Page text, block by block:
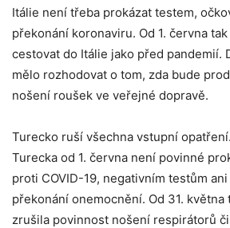
Itálie není třeba prokázat testem,
překonání koronaviru. Od 1. června
cestovat do Itálie jako před pandemií.
mělo rozhodovat o tom, zda bude
nošení roušek ve veřejné dopravě.
Turecko ruší všechna vstupní
Turecka od 1. června není povinné
proti COVID-19, negativním testům
překonání onemocnění. Od 31. května
zrušila povinnost nošení respirátorů